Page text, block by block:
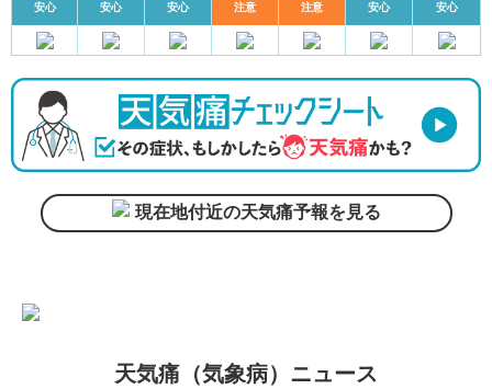
安心 安心 安心 注意 注意 安心 安心
現在地付近の天気痛予報を見る
天気痛（気象病）ニュース